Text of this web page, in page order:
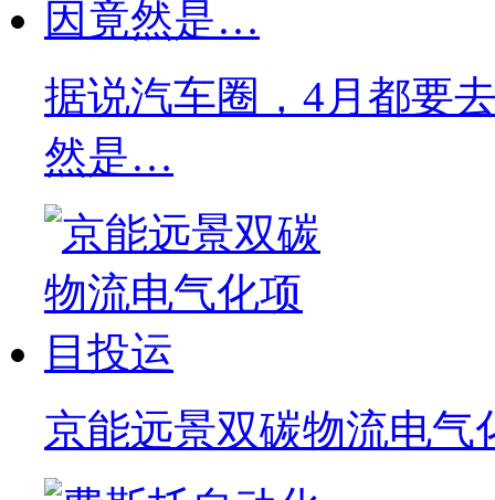
据说汽车圈，4月都要
然是…
京能远景双碳物流电气